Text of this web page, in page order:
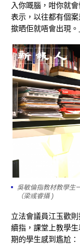
入你嘅腦，咁你就
表示，以往都有個
撳晒佢就唔會出現
吳敏倫指教材教學生
（梁彧睿攝 )
立法會議員江玉歡
續指，課堂上教學
期的學生感到尷尬